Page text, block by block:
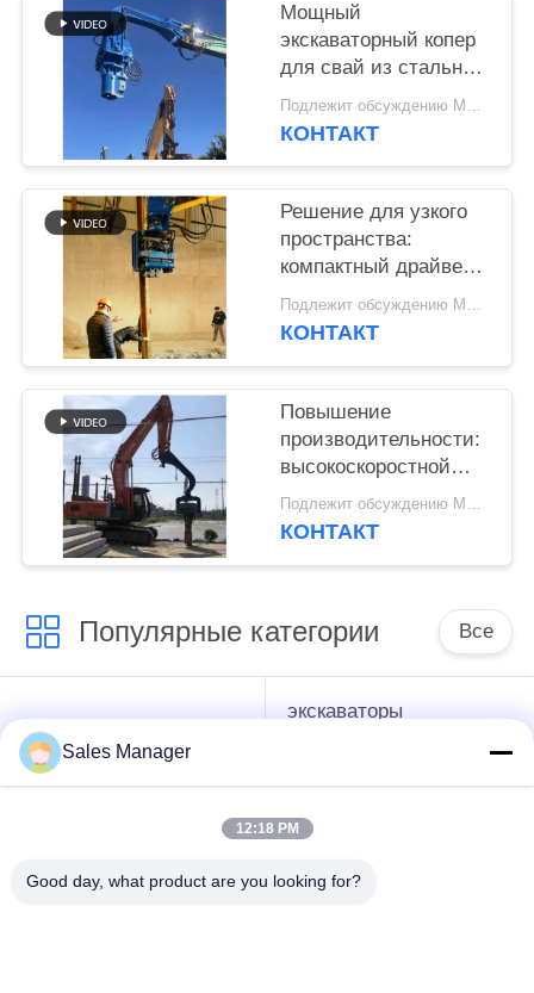
PRIVACY
POLICY
Мощный
экскаваторный копер
для свай из стальных
труб и шпунтовых
свай
Подлежит обсуждению MOQ:1 набор
КОНТАКТ
Решение для узкого
пространства:
компактный драйвер с
боковой крепкой для
узких мест
Подлежит обсуждению MOQ:1 набор
КОНТАКТ
Повышение
производительности:
высокоскоростной
сваебой с мощной
вибрацией для
Подлежит обсуждению MOQ:1 набор
КОНТАКТ
Популярные категории Все
гидравлические
Копёр
экскаваторы
молоток
кучи сжатия
Sales Manager
12:18 PM
Good day, what product are you looking for?